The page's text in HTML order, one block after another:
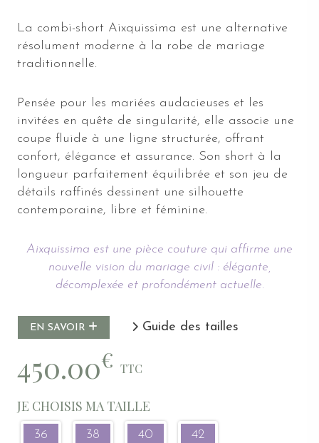
La combi-short Aixquissima est une alternative
résolument moderne à la robe de mariage
traditionnelle.
Pensée pour les mariées audacieuses et les
invitées en quête de singularité, elle associe une
coupe fluide à une ligne structurée, offrant
confort, élégance et assurance. Son short à la
longueur parfaitement équilibrée et son jeu de
détails raffinés dessinent une silhouette
contemporaine, libre et féminine.
Aixquissima est une pièce couture qui affirme une
nouvelle vision du mariage civil : élégante,
décomplexée et profondément actuelle.
EN SAVOIR Guide des tailles
450.00€ TTC
JE CHOISIS MA TAILLE
36 38 40 42